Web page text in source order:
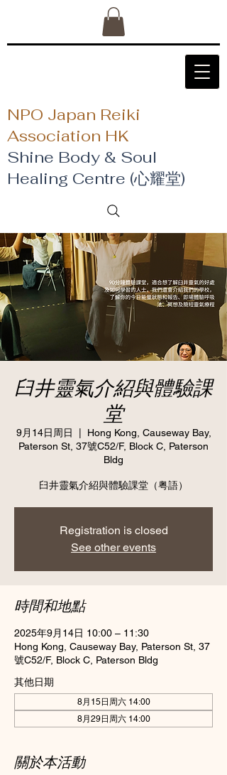
NPO Japan Reiki
Association HK
Shine Body & Soul
Healing Centre (心耀堂)
臼井靈氣介紹與體驗課
堂
9月14日周日
Hong Kong, Causeway Bay,
Paterson St, 37號C52/F, Block C, Paterson
Bldg
臼井靈氣介紹與體驗課堂（粤語）
Registration is closed
See other events
時間和地點
2025年9月14日 10:00 – 11:30
Hong Kong, Causeway Bay, Paterson St, 37
號C52/F, Block C, Paterson Bldg
其他日期
8月15日周六 14:00
8月29日周六 14:00
關於本活動